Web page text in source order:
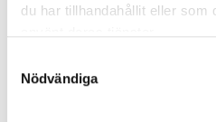
du har tillhandahållit eller som
personuppgifter.
Nödvändiga
2017
2015